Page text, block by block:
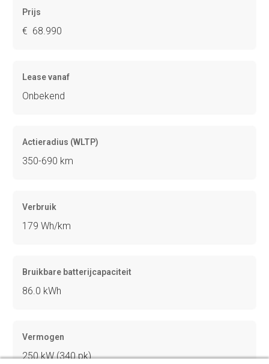
Prijs
€ 68.990
Lease vanaf
Onbekend
Actieradius (WLTP)
350-690 km
Verbruik
179 Wh/km
Bruikbare batterijcapaciteit
86.0 kWh
Vermogen
250 kW (340 pk)